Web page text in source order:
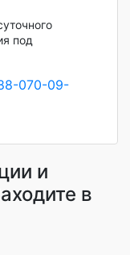
под
070-09-
и
в